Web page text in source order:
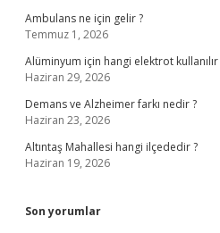
Ambulans ne için gelir ?
Temmuz 1, 2026
Alüminyum için hangi elektrot kullanılır
Haziran 29, 2026
Demans ve Alzheimer farkı nedir ?
Haziran 23, 2026
Altıntaş Mahallesi hangi ilçededir ?
Haziran 19, 2026
Son yorumlar